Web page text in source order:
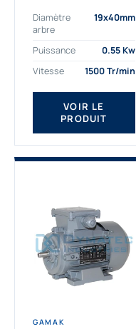
applications les plus
exigeantes.
Notre moteur électrique
0.55 kw de référence
AGM2EL 80 M 4a...
Diamètre
arbre
19x40mm
Puissance
0.55 Kw
Vitesse
1500 Tr/min
VOIR LE
PRODUIT
GAMAK